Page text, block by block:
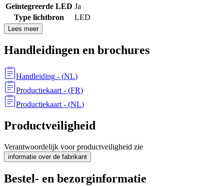
Geïntegreerde LED Ja
Type lichtbron
LED
Lees meer
Handleidingen en brochures
Handleiding - (NL)
Productiekaart - (FR)
Productiekaart - (NL)
Productveiligheid
Verantwoordelijk voor productveiligheid zie
informatie over de fabrikant
Bestel- en bezorginformatie